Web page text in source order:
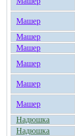
Машер
Машер
Машер
Машер
Машер
Машер
Надюшка
Надюшка